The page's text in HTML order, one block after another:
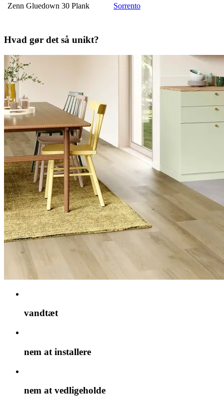
Zenn Gluedown 30 Plank
Sorrento
Hvad gør det så unikt?
vandtæt
nem at installere
nem at vedligeholde